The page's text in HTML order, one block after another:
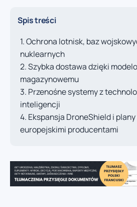
Spis treści
Ochrona lotnisk, baz
nuklearnych
Szybka dostawa dzięki
magazynowemu
Przenośne systemy z
inteligencji
Ekspansja DroneShield i
europejskimi producentami